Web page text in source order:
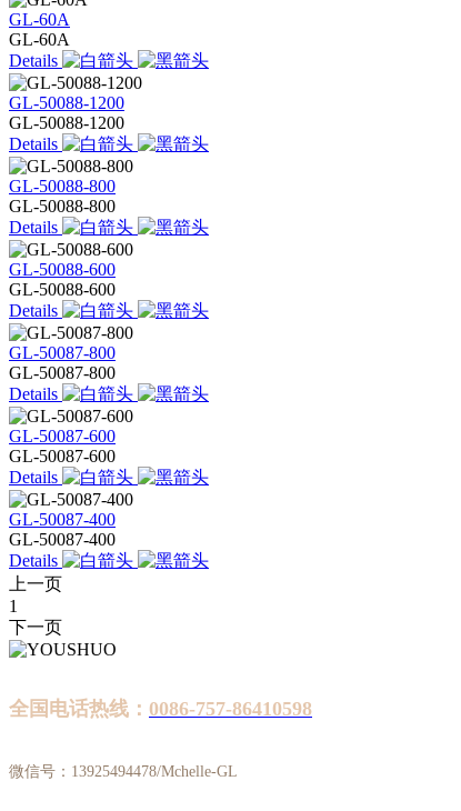
GL-60A
GL-60A
Details
GL-50088-1200
GL-50088-1200
Details
GL-50088-800
GL-50088-800
Details
GL-50088-600
GL-50088-600
Details
GL-50087-800
GL-50087-800
Details
GL-50087-600
GL-50087-600
Details
GL-50087-400
GL-50087-400
Details
上一页
1
下一页
全国电话热线： 0086-757-86410598
微信号：13925494478/Mchelle-GL